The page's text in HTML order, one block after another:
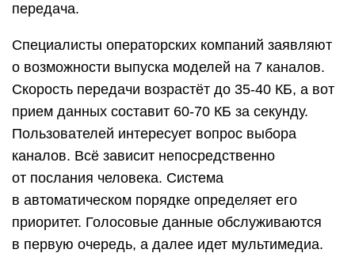
передача.
Специалисты операторских компаний заявляют
о возможности выпуска моделей на 7 каналов.
Скорость передачи возрастёт до 35-40 КБ, а вот
прием данных составит 60-70 КБ за секунду.
Пользователей интересует вопрос выбора
каналов. Всё зависит непосредственно
от послания человека. Система
в автоматическом порядке определяет его
приоритет. Голосовые данные обслуживаются
в первую очередь, а далее идет мультимедиа.